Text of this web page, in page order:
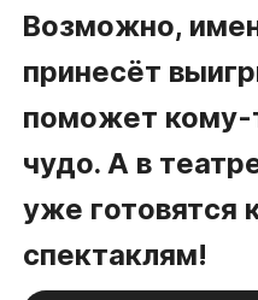
Возможно,
принесёт
поможет кому-
чудо. А в
уже готовятся
спектаклям!